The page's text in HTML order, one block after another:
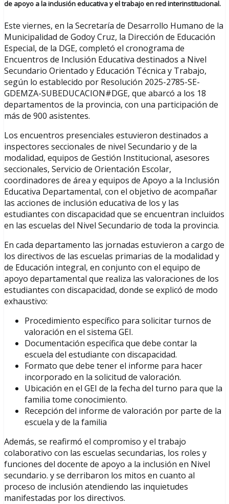
de apoyo a la inclusión educativa y el trabajo en red interinstitucional.
Este viernes, en la Secretaría de Desarrollo Humano de la
Municipalidad de Godoy Cruz, la Dirección de Educación
Especial, de la DGE, completó el cronograma de
Encuentros de Inclusión Educativa destinados a Nivel
Secundario Orientado y Educación Técnica y Trabajo,
según lo establecido por Resolución 2025-2785-SE-
GDEMZA-SUBEDUCACION#DGE, que abarcó a los 18
departamentos de la provincia, con una participación de
más de 900 asistentes.
Los encuentros presenciales estuvieron destinados a
inspectores seccionales de nivel Secundario y de la
modalidad, equipos de Gestión Institucional, asesores
seccionales, Servicio de Orientación Escolar,
coordinadores de área y equipos de Apoyo a la Inclusión
Educativa Departamental, con el objetivo de acompañar
las acciones de inclusión educativa de los y las
estudiantes con discapacidad que se encuentran incluidos
en las escuelas del Nivel Secundario de toda la provincia.
En cada departamento las jornadas estuvieron a cargo de
los directivos de las escuelas primarias de la modalidad y
de Educación integral, en conjunto con el equipo de
apoyo departamental que realiza las valoraciones de los
estudiantes con discapacidad, donde se explicó de modo
exhaustivo:
Procedimiento específico para solicitar turnos de
valoración en el sistema GEI.
Documentación específica que debe contar la
escuela del estudiante con discapacidad.
Formato que debe tener el informe para hacer
incorporado en la solicitud de valoración.
Ubicación en el GEI de la fecha del turno para que la
familia tome conocimiento.
Recepción del informe de valoración por parte de la
escuela y de la familia
Además, se reafirmó el compromiso y el trabajo
colaborativo con las escuelas secundarias, los roles y
funciones del docente de apoyo a la inclusión en Nivel
secundario. y se derribaron los mitos en cuanto al
proceso de inclusión atendiendo las inquietudes
manifestadas por los directivos.